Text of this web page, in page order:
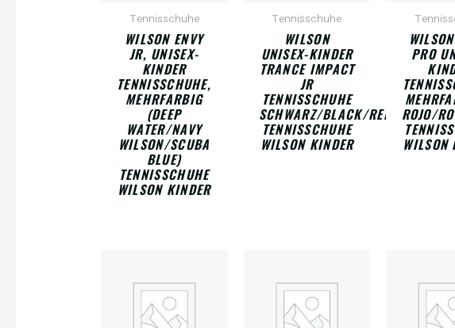
Tennisschuhe
WILSON ENVY
JR, UNISEX-
KINDER
TENNISSCHUHE,
MEHRFARBIG
(DEEP
WATER/NAVY
WILSON/SCUBA
BLUE)
TENNISSCHUHE
WILSON KINDER
Tennisschuhe
WILSON
UNISEX-KINDER
TRANCE IMPACT
JR
TENNISSCHUHE
SCHWARZ/BLACK/RED
TENNISSCHUHE
WILSON KINDER
PRO
ROJO/
WILSON